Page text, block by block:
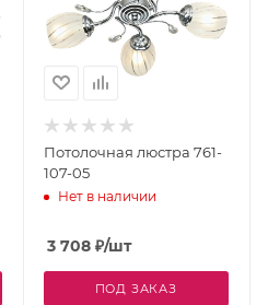
Потолочная люстра 761-
107-05
Нет в наличии
3 708₽/шт
ПОД ЗАКАЗ